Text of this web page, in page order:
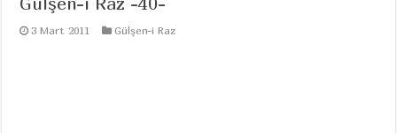
3 Mart 2011 Gülşen-i Raz